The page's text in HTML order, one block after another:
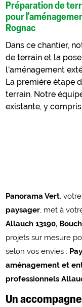
Préparation de
pour
Rognac
Dans ce chantier,
de terrain et la
l'aménagement
La première étape
terrain. Notre
existante, y
Panorama Vert ,
paysager , met à
Allauch 13190,
projets sur mesure
selon vos envies :
aménagement et
professionnels
Un